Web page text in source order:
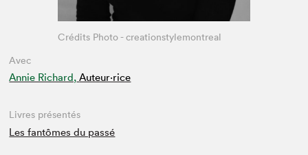
Avec
Annie Richard, Auteur·rice
Crédits Photo - creationstylemontreal
Livres présentés
Les fantômes du passé